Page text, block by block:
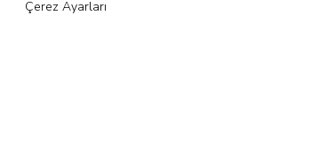
Çerez Ayarları